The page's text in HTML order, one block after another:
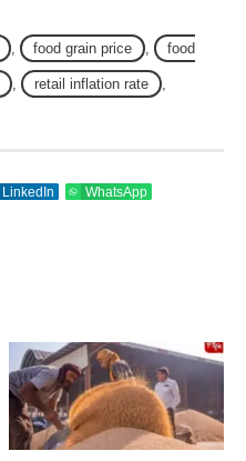
, food grain price , food
, retail inflation rate ,
LinkedIn WhatsApp